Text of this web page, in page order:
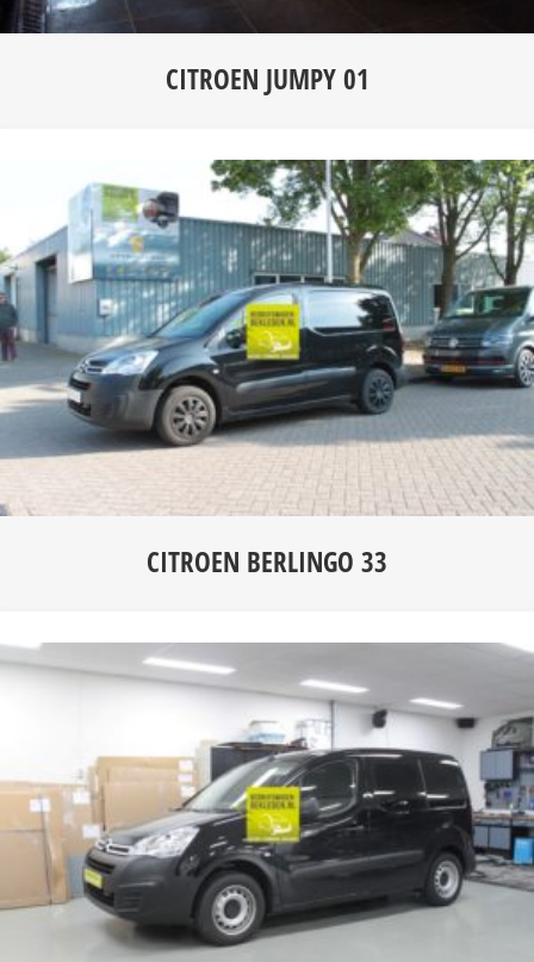
CITROEN JUMPY 01
CITROEN BERLINGO 33